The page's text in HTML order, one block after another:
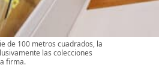
de 100 metros cuadrados, la
las colecciones
firma.